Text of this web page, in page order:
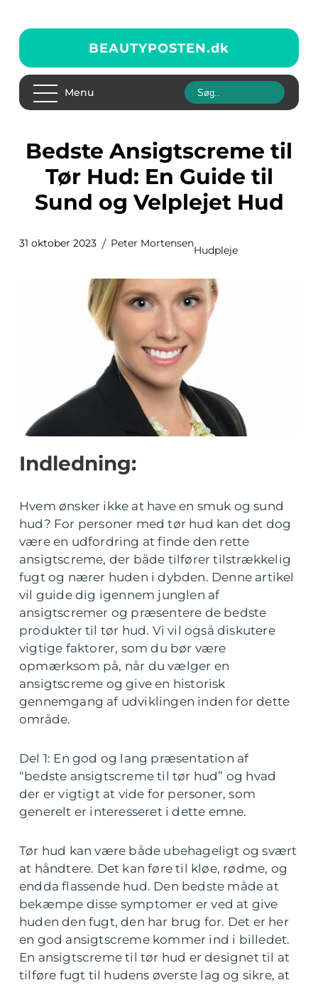
BEAUTYPOSTEN.dk
Menu
Bedste Ansigtscreme til
Tør Hud: En Guide til
Sund og Velplejet Hud
31 oktober 2023 Peter Mortensen
Hudpleje
Indledning:
Hvem ønsker ikke at have en smuk og sund
hud? For personer med tør hud kan det dog
være en udfordring at finde den rette
ansigtscreme, der både tilfører tilstrækkelig
fugt og nærer huden i dybden. Denne artikel
vil guide dig igennem junglen af
ansigtscremer og præsentere de bedste
produkter til tør hud. Vi vil også diskutere
vigtige faktorer, som du bør være
opmærksom på, når du vælger en
ansigtscreme og give en historisk
gennemgang af udviklingen inden for dette
område.
Del 1: En god og lang præsentation af
“bedste ansigtscreme til tør hud” og hvad
der er vigtigt at vide for personer, som
generelt er interesseret i dette emne.
Tør hud kan være både ubehageligt og svært
at håndtere. Det kan føre til kløe, rødme, og
endda flassende hud. Den bedste måde at
bekæmpe disse symptomer er ved at give
huden den fugt, den har brug for. Det er her
en god ansigtscreme kommer ind i billedet.
En ansigtscreme til tør hud er designet til at
tilføre fugt til hudens øverste lag og sikre, at